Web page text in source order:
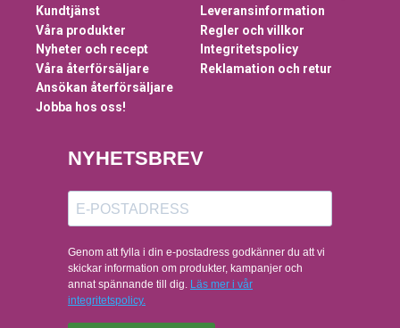
Kundtjänst
Våra produkter
Nyheter och recept
Våra återförsäljare
Ansökan återförsäljare
Jobba hos oss!
Leveransinformation
Regler och villkor
Integritetspolicy
Reklamation och retur